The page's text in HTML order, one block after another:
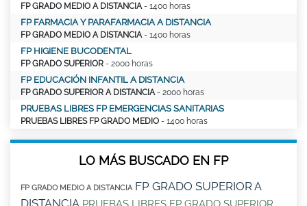
FP GRADO MEDIO A DISTANCIA - 1400 horas
FP FARMACIA Y PARAFARMACIA A DISTANCIA
FP GRADO MEDIO A DISTANCIA - 1400 horas
FP HIGIENE BUCODENTAL
FP GRADO SUPERIOR - 2000 horas
FP EDUCACIÓN INFANTIL A DISTANCIA
FP GRADO SUPERIOR A DISTANCIA - 2000 horas
PRUEBAS LIBRES FP EMERGENCIAS SANITARIAS
PRUEBAS LIBRES FP GRADO MEDIO - 1400 horas
LO MÁS BUSCADO EN FP
FP GRADO MEDIO A DISTANCIA FP GRADO SUPERIOR A
DISTANCIA